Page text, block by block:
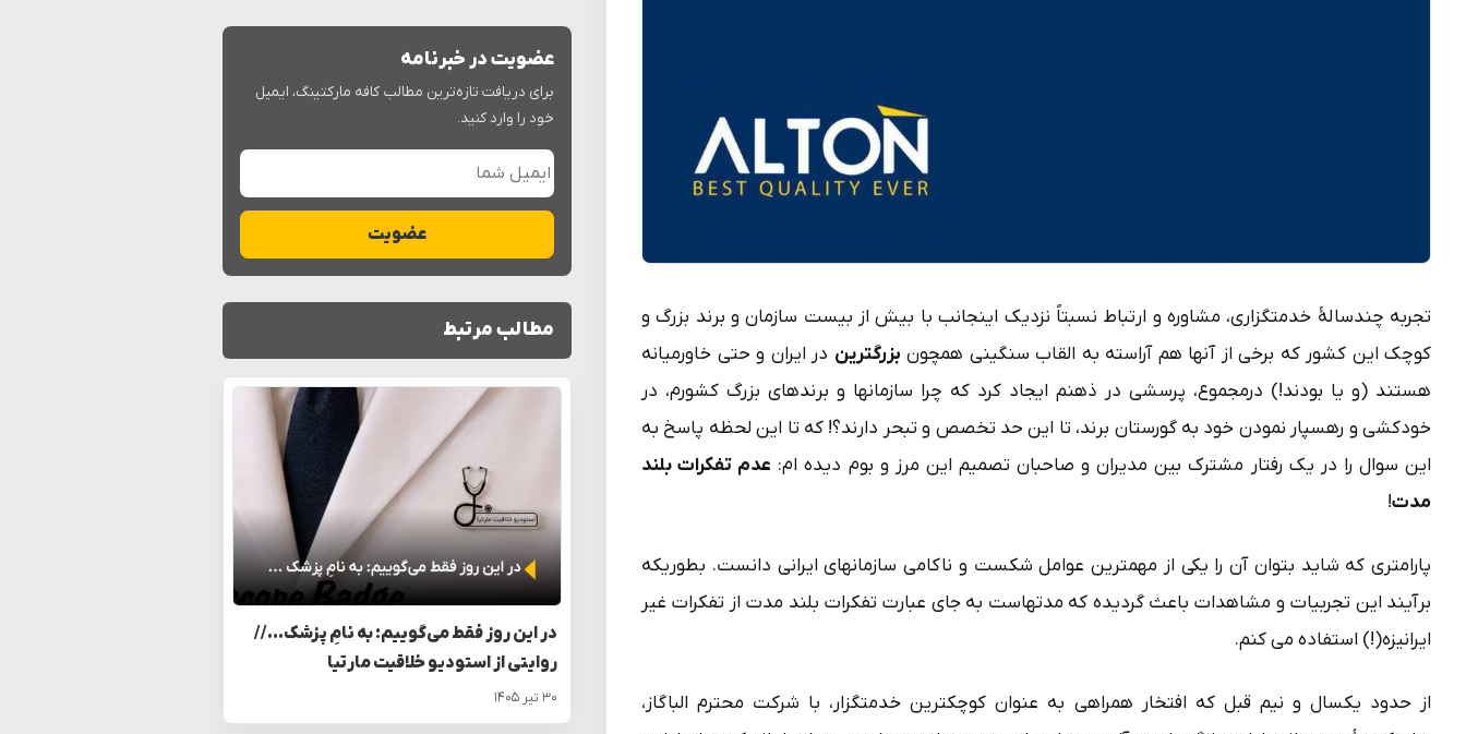
تجربه چندسالۀ خدمتگزاری، مشاوره و ارتباط نسبتاً نزدیک اینجانب با بیش از بیست سازمان و برند بزرگ و
کوچک این کشور که برخی از آنها هم آراسته به القاب سنگینی همچون بزرگترین در ایران و حتی خاورمیانه
هستند (و یا بودند!) درمجموع، پرسشی در ذهنم ایجاد کرد که چرا سازمانها و برندهای بزرگ کشورم، در
خودکشی و رهسپار نمودن خود به گورستان برند، تا این حد تخصص و تبحر دارند؟! که تا این لحظه پاسخ به
این سوال را در یک رفتار مشترک بین مدیران و صاحبان تصمیم این مرز و بوم دیده ام: عدم تفکرات بلند
مدت!
پارامتری که شاید بتوان آن را یکی از مهمترین عوامل شکست و ناکامی سازمانهای ایرانی دانست. بطوریکه
برآیند این تجربیات و مشاهدات باعث گردیده که مدتهاست به جای عبارت تفکرات بلند مدت از تفکرات غیر
ایرانیزه(!) استفاده می کنم.
از حدود یکسال و نیم قبل که افتخار همراهی به عنوان کوچکترین خدمتگزار، با شرکت محترم الباگاز،
عضویت در خبرنامه
برای دریافت تازه‌ترین مطالب کافه مارکتینگ، ایمیل
خود را وارد کنید.
عضویت
مطالب مرتبط
در این روز فقط می‌گوییم: به نامِ پزشک… //
روایتی از استودیو خلاقیت مارتیا
۳۰ تیر ۱۴۰۵